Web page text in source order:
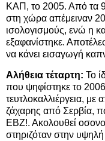
ΚΑΠ, το 2005. Από τα
στη χώρα απέμειναν 20
ισολογισμούς, ενώ η
εξαφανίστηκε.
να κάνει εισαγωγή
Αλήθεια τέταρτη: Το
που ψηφίστηκε το
τευτλοκαλλιέργεια,
ζάχαρης από Σερβία,
ΕΒΖ!. Ακολουθεί
στηριζόταν στην